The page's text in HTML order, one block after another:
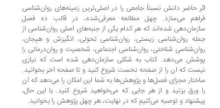
حاضر دانش نسبتاً جامعی را در اصلی‌ترین زمینه‌های روان‌شناسی
می‌سازد. چهل مطالعه معرفی‌شده، در قالب ده فصل
شده‌اند که هر کدام یکی از جنبه‌های اصلی روان‌شناسی از
روان‌شناسی زیستی، روان‌شناسی تحولی، انگیزش و هیجان،
شناختی، روان‌شناسی اجتماعی، شخصیت و روان‌درمانی را
می‌دهد. کتاب به شکلی سازمان‌دهی شده است که نیازی
که آن را از صفحه نخست شروع کنید و تا صفحه آخر بخوانید.
مجزای فصل‌ها و پژوهش‌ها به شما این امکان را می‌دهد که آن
ورق بزنید و از هر جایی که می‌خواهید شروع کنید. با این حال،
و توصیه می‌کنیم که در نهایت، هر چهل پژوهش را بخوانید.